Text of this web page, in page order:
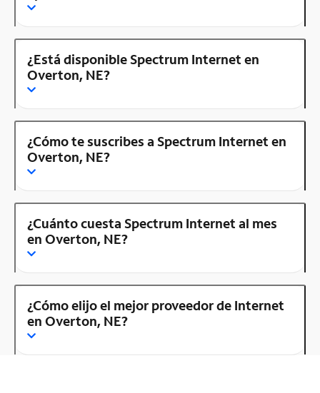
¿Está disponible Spectrum Internet en
Overton, NE?
¿Cómo te suscribes a Spectrum Internet en
Overton, NE?
¿Cuánto cuesta Spectrum Internet al mes
en Overton, NE?
¿Cómo elijo el mejor proveedor de Internet
en Overton, NE?